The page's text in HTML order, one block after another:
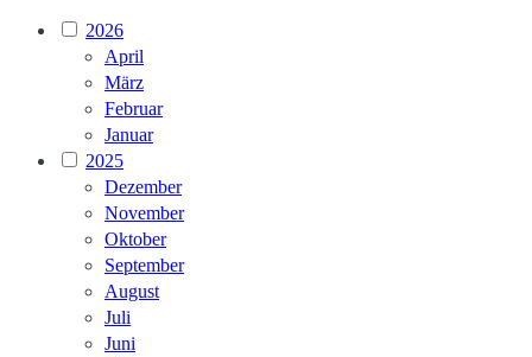
2026
April
März
Februar
Januar
2025
Dezember
November
Oktober
September
August
Juli
Juni